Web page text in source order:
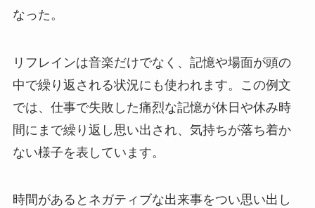
なった。
リフレインは音楽だけでなく、記憶や場面が頭の
中で繰り返される状況にも使われます。この例文
では、仕事で失敗した痛烈な記憶が休日や休み時
間にまで繰り返し思い出され、気持ちが落ち着か
ない様子を表しています。
時間があるとネガティブな出来事をつい思い出し